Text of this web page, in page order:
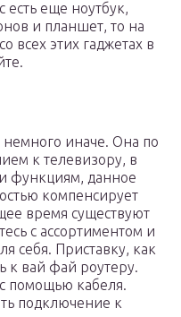
есть еще ноутбук,
и планшет, то на
всех этих гаджетах в
немного иначе. Она по
к телевизору, в
функциям, данное
компенсирует
время существуют
с ассортиментом и
себя. Приставку, как
к вай фай роутеру.
помощью кабеля.
подключение к